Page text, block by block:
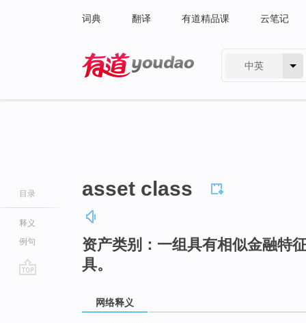
词典 翻译 有道精品课 云笔记
中英
目录
释义
例句
asset class
资产类别：一组具有相似金融特
具。
网络释义